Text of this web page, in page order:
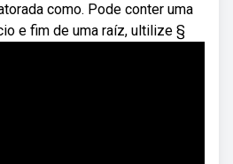
como. Pode conter uma
e fim de uma raíz, ultilize §